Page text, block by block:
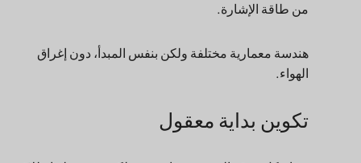
من طاقة الإشارة.
هندسة معمارية مختلفة ولكن بنفس المبدأ، دون إغراق
الهواء.
تكوين بداية معقول